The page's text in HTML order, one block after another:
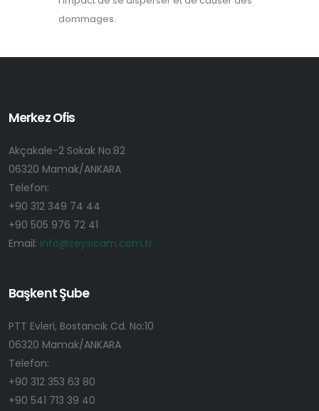
dommages.
Merkez Ofis
Akçakale-2 Sokak No:82
06320 Mamak/ANKARA
Telefon:
+90 312 349 74 44
+90 505 976 72 41
Email: info@zeysicam.com.tr
Başkent Şube
PTT Evleri, Bostancık Cd. No:10
06320 Mamak/ANKARA
Telefon:
+90 312 353 63 80
+90 541 713 39 40